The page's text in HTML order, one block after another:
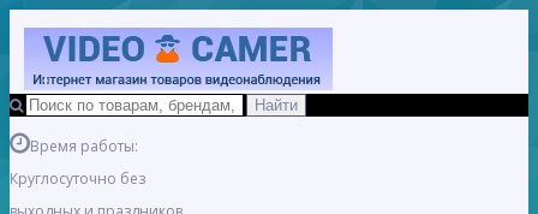
Время работы:
Круглосуточно без